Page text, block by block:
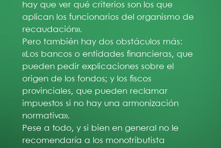
hay que ver qué criterios son los que
aplican los funcionarios del organismo de
recaudación».
Pero también hay dos obstáculos más:
«Los bancos o entidades financieras, que
pueden pedir explicaciones sobre el
origen de los fondos; y los fiscos
provinciales, que pueden reclamar
impuestos si no hay una armonización
normativa».
Pese a todo, y si bien en general no le
recomendaría a los monotributista